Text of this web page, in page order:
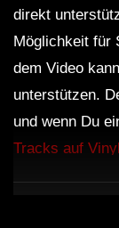
direkt
Möglichkeit für
dem Video
unterstützen.
und wenn Du
Tracks auf Vinyl